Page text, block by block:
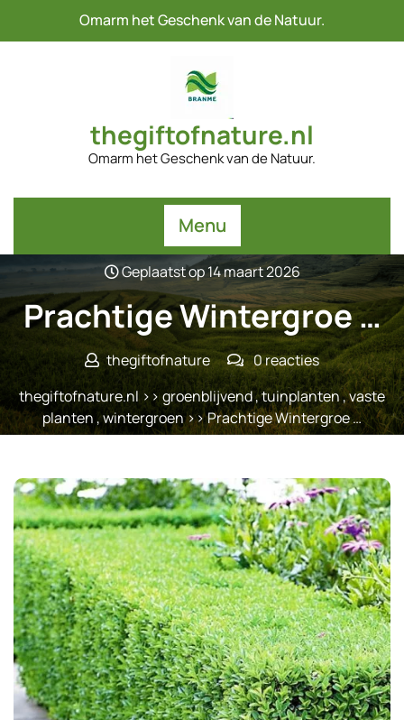
Omarm het Geschenk van de Natuur.
thegiftofnature.nl
Omarm het Geschenk van de Natuur.
Menu
Geplaatst op 14 maart 2026
Prachtige Wintergroe …
thegiftofnature
0 reacties
thegiftofnature.nl>>groenblijvend,tuinplanten,vaste
planten ,wintergroen>> Prachtige Wintergroe …